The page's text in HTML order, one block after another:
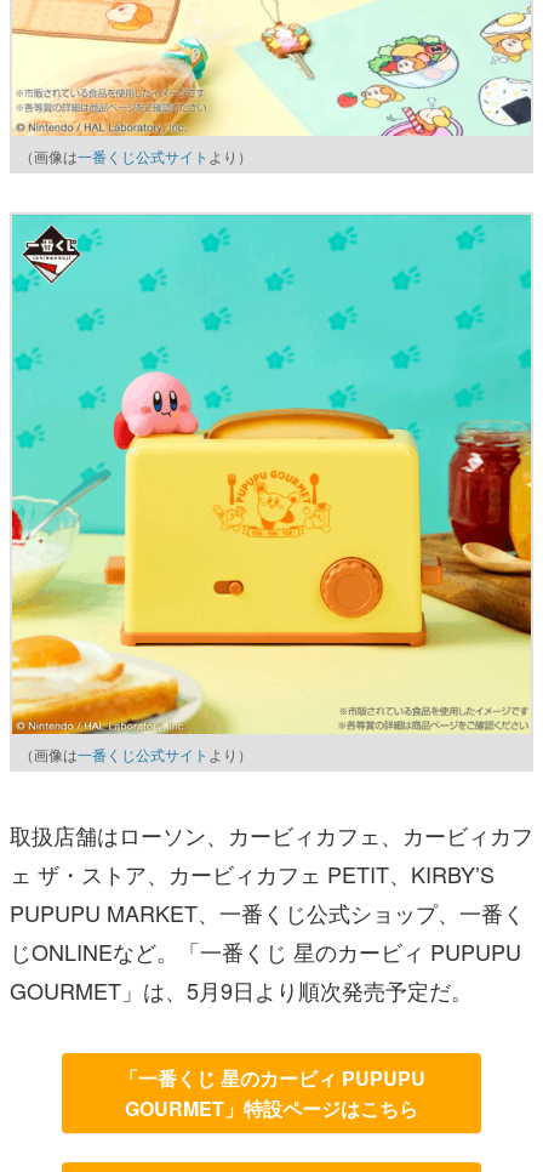
（画像は一番くじ公式サイト より）
（画像は一番くじ公式サイト より）
取扱店舗はローソン、カービィカフェ、カービィカフ
ェ ザ・ストア、カービィカフェ PETIT、KIRBY’S
PUPUPU MARKET、一番くじ公式ショップ、一番く
じONLINEなど。「一番くじ 星のカービィ PUPUPU
GOURMET」は、5月9日より順次発売予定だ。
「一番くじ 星のカービィ PUPUPU
GOURMET」特設ページはこちら